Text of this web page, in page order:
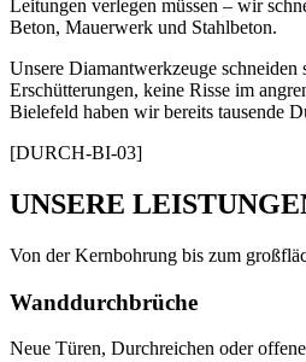
Leitungen verlegen müssen – wir
Beton, Mauerwerk und Stahlbeton.
Unsere Diamantwerkzeuge schneiden
Erschütterungen, keine Risse im
Bielefeld haben wir bereits tausende
[DURCH-BI-03]
UNSERE
Von der Kernbohrung bis zum
Wanddurchbrüche
Neue Türen, Durchreichen oder